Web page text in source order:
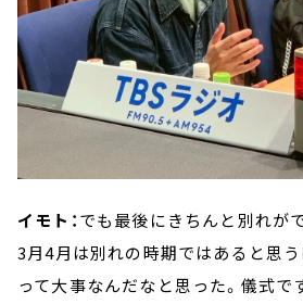
イモト：でも最後にきちんと別れが
3月4月は別れの時期ではあると思う
って大事なんだなと思った。儀式で